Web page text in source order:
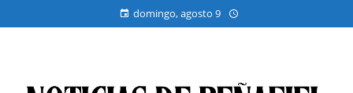
domingo, agosto 9